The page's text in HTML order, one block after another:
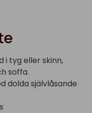
i tyg eller skinn,
soffa.
dolda självlåsande